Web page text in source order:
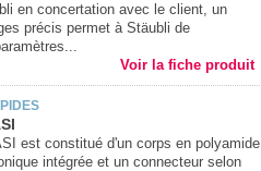
en concertation avec le client, un
précis permet à Stäubli de
Voir la fiche produit
est constitué d'un corps en polyamide
intégrée et un connecteur selon